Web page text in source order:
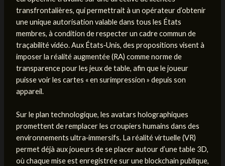
transfrontalières, qui permettrait à un opérateur d’obtenir
une unique autorisation valable dans tous les États
membres, à condition de respecter un cadre commun de
traçabilité vidéo. Aux États‑Unis, des propositions visent à
imposer la réalité augmentée (RA) comme norme de
transparence pour les jeux de table, afin que le joueur
puisse voir les cartes « en surimpression » depuis son
appareil.
Sur le plan technologique, les avatars holographiques
promettent de remplacer les croupiers humains dans des
environnements ultra‑immersifs. La réalité virtuelle (VR)
permet déjà aux joueurs de se placer autour d’une table 3D,
où chaque mise est enregistrée sur une blockchain publique,